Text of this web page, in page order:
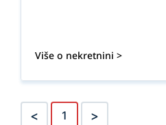
Više o nekretnini >
< 1 >